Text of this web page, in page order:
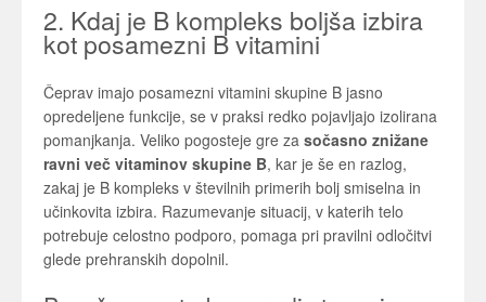
2. Kdaj je B kompleks boljša izbira
kot posamezni B vitamini
Čeprav imajo posamezni vitamini skupine B jasno
opredeljene funkcije, se v praksi redko pojavljajo izolirana
pomanjkanja. Veliko pogosteje gre za sočasno znižane
ravni več vitaminov skupine B, kar je še en razlog,
zakaj je B kompleks v številnih primerih bolj smiselna in
učinkovita izbira. Razumevanje situacij, v katerih telo
potrebuje celostno podporo, pomaga pri pravilni odločitvi
glede prehranskih dopolnil.